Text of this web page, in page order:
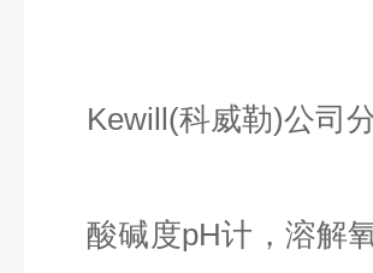
Kewill(科威勒)公司
酸碱度pH计，溶解